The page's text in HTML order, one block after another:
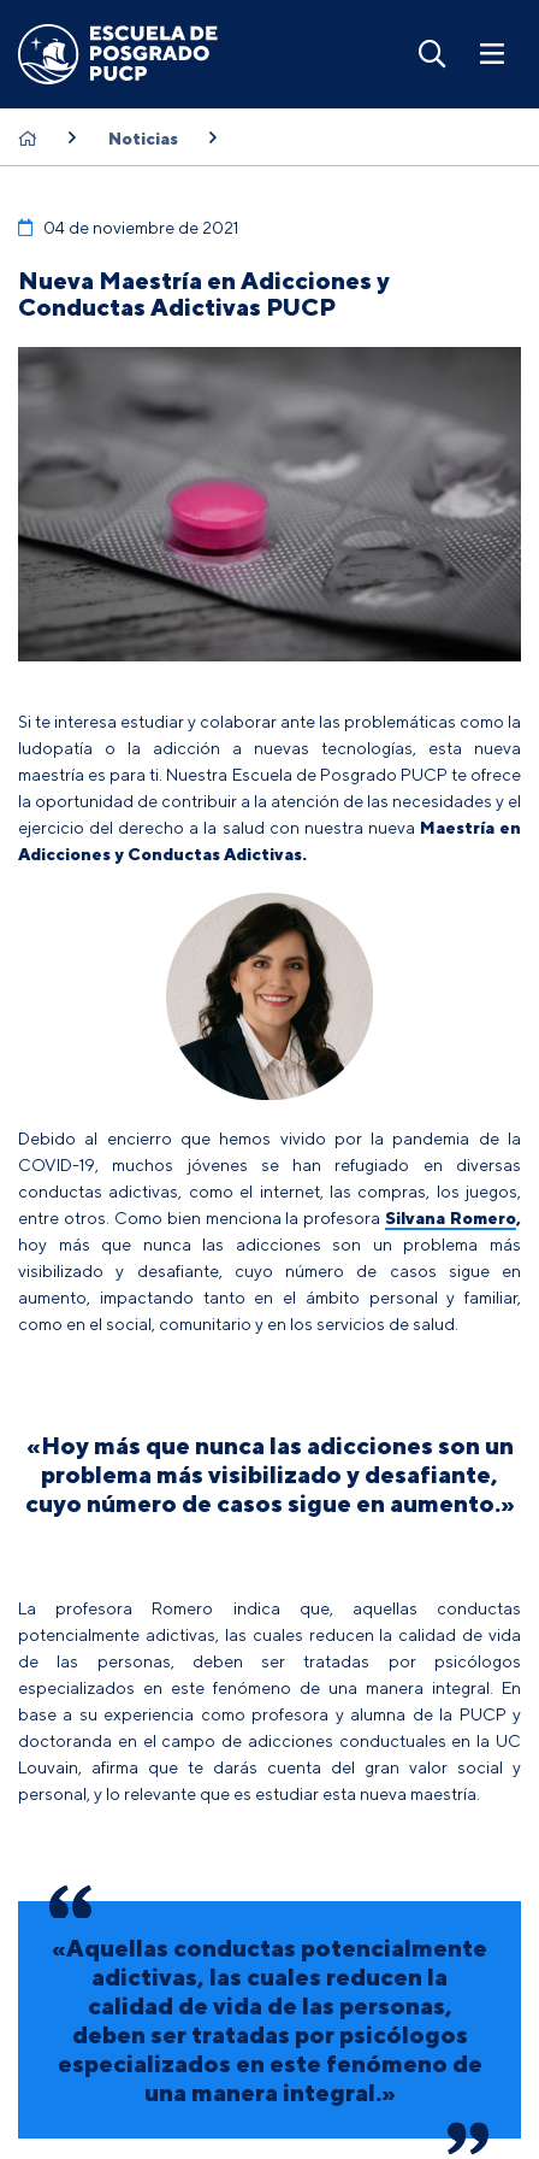
Noticias
04 de noviembre de 2021
Nueva Maestría en Adicciones y
Conductas Adictivas PUCP
Si te interesa estudiar y colaborar ante las problemáticas como la
ludopatía o la adicción a nuevas tecnologías, esta nueva
maestría es para ti. Nuestra Escuela de Posgrado PUCP te ofrece
la oportunidad de contribuir a la atención de las necesidades y el
ejercicio del derecho a la salud con nuestra nueva Maestría en
Adicciones y Conductas Adictivas.
Debido al encierro que hemos vivido por la pandemia de la
COVID-19, muchos jóvenes se han refugiado en diversas
conductas adictivas, como el internet, las compras, los juegos,
entre otros. Como bien menciona la profesoraSilvana Romero,
hoy más que nunca las adicciones son un problema más
visibilizado y desafiante, cuyo número de casos sigue en
aumento, impactando tanto en el ámbito personal y familiar,
como en el social, comunitario y en los servicios de salud.
«Hoy más que nunca las adicciones son un
problema más visibilizado y desafiante,
cuyo número de casos sigue en aumento.»
La profesora Romero indica que, aquellas conductas
potencialmente adictivas, las cuales reducen la calidad de vida
de las personas, deben ser tratadas por psicólogos
especializados en este fenómeno de una manera integral. En
base a su experiencia como profesora y alumna de la PUCP y
doctoranda en el campo de adicciones conductuales en la UC
Louvain, afirma que te darás cuenta del gran valor social y
personal, y lo relevante que es estudiar esta nueva maestría.
«Aquellas conductas potencialmente
adictivas, las cuales reducen la
calidad de vida de las personas,
deben ser tratadas por psicólogos
especializados en este fenómeno de
una manera integral.»